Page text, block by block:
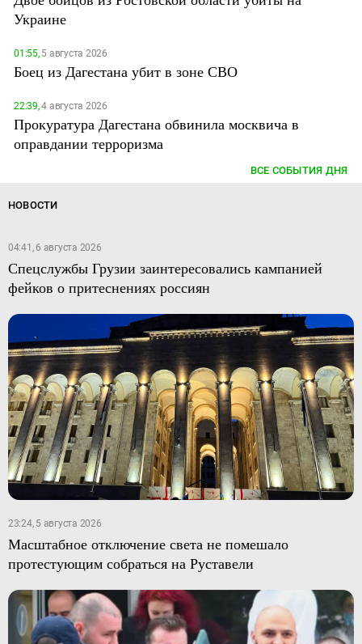
Украине
01:55,5 августа 2026
Боец из Дагестана убит в зоне СВО
22:39,4 августа 2026
Прокуратура Дагестана обвинила москвича в
оправдании терроризма
ВСЕ СОБЫТИЯ ДНЯ
НОВОСТИ
04:41, 6 августа 2026
Спецслужбы Грузии заинтересовались кампанией
фейков о притеснениях россиян
23:24, 5 августа 2026
Масштабное отключение света не помешало
протестующим собраться на Руставели